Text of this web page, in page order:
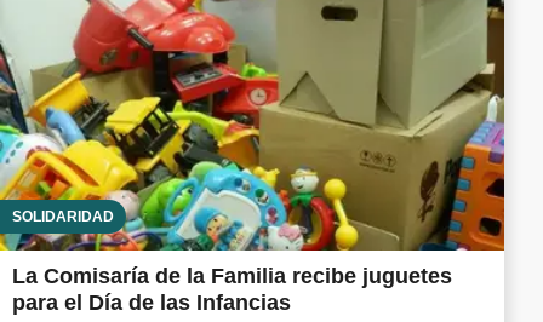
SOLIDARIDAD
La Comisaría de la Familia recibe juguetes
para el Día de las Infancias